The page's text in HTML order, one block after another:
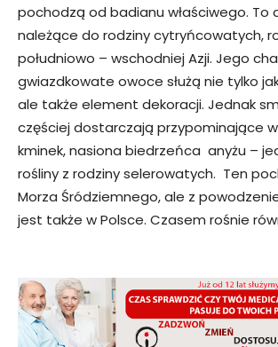
pochodzą od badianu właściwego. To
należące do rodziny cytryńcowatych,
południowo – wschodniej Azji. Jego
gwiazdkowate owoce służą nie tylko
ale także element dekoracji. Jednak
częściej dostarczają przypominające
kminek, nasiona biedrzeńca anyżu –
rośliny z rodziny selerowatych. Ten
Morza Śródziemnego, ale z
jest także w Polsce. Czasem rośnie